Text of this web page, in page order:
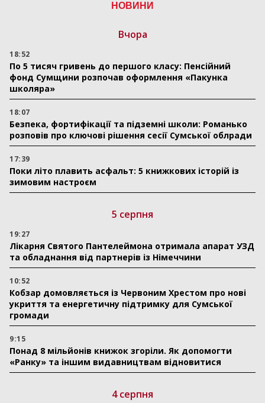
НОВИНИ
Вчора
18:52
По 5 тисяч гривень до першого класу: Пенсійний
фонд Сумщини розпочав оформлення «Пакунка
школяра»
18:07
Безпека, фортифікації та підземні школи: Романько
розповів про ключові рішення сесії Сумської облради
17:39
Поки літо плавить асфальт: 5 книжкових історій із
зимовим настроєм
5 серпня
19:27
Лікарня Святого Пантелеймона отримала апарат УЗД
та обладнання від партнерів із Німеччини
10:52
Кобзар домовляється із Червоним Хрестом про нові
укриття та енергетичну підтримку для Сумської
громади
9:15
Понад 8 мільйонів книжок згоріли. Як допомогти
«Ранку» та іншим видавництвам відновитися
4 серпня